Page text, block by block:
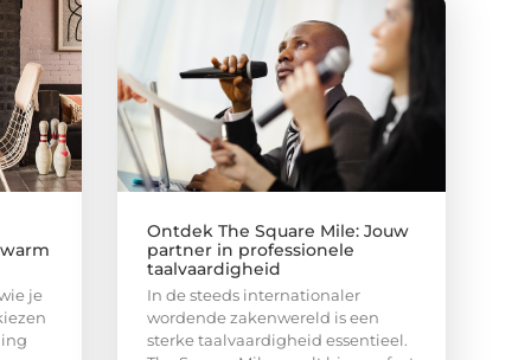
je
Ontdek The Square Mile: Jouw
partner in professionele
taalvaardigheid
In de steeds internationaler
wordende zakenwereld is een
sterke taalvaardigheid essentieel.